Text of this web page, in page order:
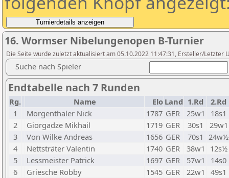
16. Wormser Nibelungenopen B-Turnier
Die Seite wurde zuletzt aktualisiert am 05.10.2022 11:47:31, Ersteller/Letzter
Suche nach Spieler
Endtabelle nach 7 Runden
Rg. Name Elo Land 1.Rd
2.Rd
1
Morgenthaler Nick 1787 GER 25w1
18s1
2
Giorgadze Mikhail 1719 GER 30s1
29w1
3
Von Wilke Andreas 1656 GER 70s1 24w½
4
Nettsträter Valentin 1740 GER 38w1
12s½
5
Lessmeister Patrick 1697 GER 57w1
14s0
6
Griesche Robby 1545 GER 22w1
49s1